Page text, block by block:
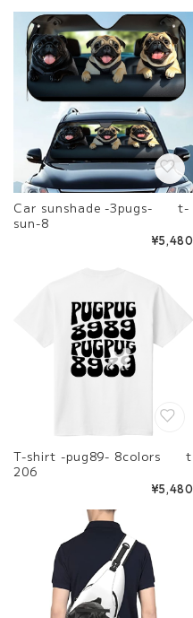
Car sunshade -3pugs- t-
sun-8
¥5,480
T-shirt -pug89- 8colors t
206
¥5,480